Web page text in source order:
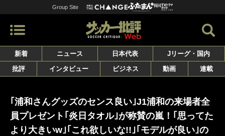
Group Site
新着 ニュース 日本代表
Jリーグ・国内
批評
インタビュー ビジネス 動画 連載
｢浦和さんグッズのセンス良い｣J1浦和の来場者全
員プレゼント｢炎日タオル｣が称賛の嵐！｢思ってた
より大きいw｣｢これ欲しいな!!｣｢モデルが良い｣の